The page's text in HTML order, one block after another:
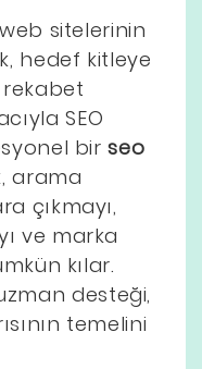
sitelerinin
hedef kitleye
SEO
birseo
arama
çıkmayı,
ve marka
kılar.
desteği,
temelini